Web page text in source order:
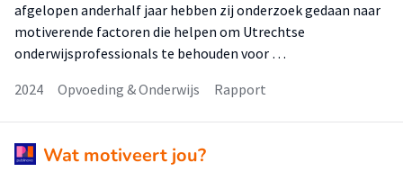
afgelopen anderhalf jaar hebben zij onderzoek gedaan naar
motiverende factoren die helpen om Utrechtse
onderwijsprofessionals te behouden voor …
2024
Opvoeding & Onderwijs Rapport
Wat motiveert jou?